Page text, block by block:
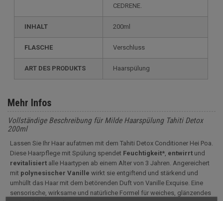
CEDRENE.
INHALT 200ml
FLASCHE Verschluss
ART DES PRODUKTS Haarspülung
Mehr Infos
Vollständige Beschreibung für Milde Haarspülung Tahiti Detox
200ml
Lassen Sie Ihr Haar aufatmen mit dem Tahiti Detox Conditioner Hei Poa.
Diese Haarpflege mit Spülung spendet Feuchtigkeit*, entwirrt und
revitalisiert alle Haartypen ab einem Alter von 3 Jahren. Angereichert
mit polynesischer Vanille wirkt sie entgiftend und stärkend und
umhüllt das Haar mit dem betörenden Duft von Vanille Exquise. Eine
sensorische, wirksame und natürliche Formel für weiches, glänzendes